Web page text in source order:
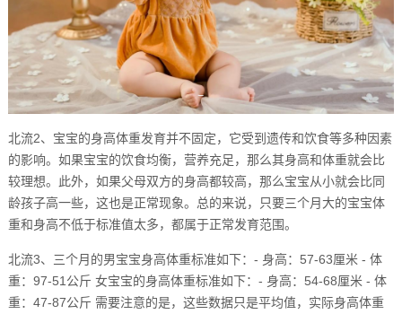
北流2、宝宝的身高体重发育并不固定，它受到遗传和饮食等多种因素
的影响。如果宝宝的饮食均衡，营养充足，那么其身高和体重就会比
较理想。此外，如果父母双方的身高都较高，那么宝宝从小就会比同
龄孩子高一些，这也是正常现象。总的来说，只要三个月大的宝宝体
重和身高不低于标准值太多，都属于正常发育范围。
北流3、三个月的男宝宝身高体重标准如下：- 身高：57-63厘米 - 体
重：97-51公斤 女宝宝的身高体重标准如下：- 身高：54-68厘米 - 体
重：47-87公斤 需要注意的是，这些数据只是平均值，实际身高体重